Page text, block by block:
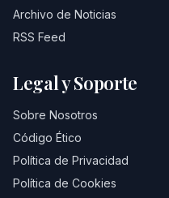
Archivo de Noticias
RSS Feed
Legal y Soporte
Sobre Nosotros
Código Ético
Política de Privacidad
Política de Cookies